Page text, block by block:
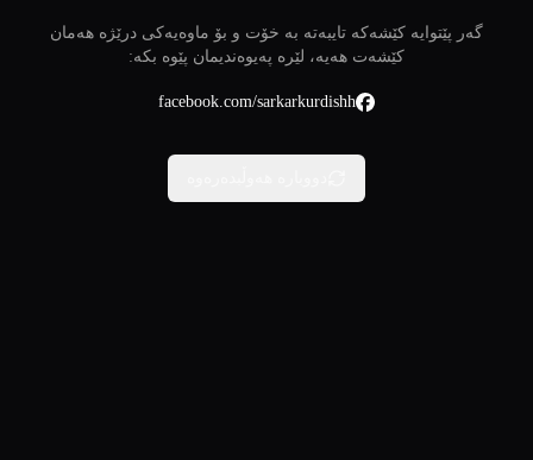
گەر پێتوایە کێشەکە تایبەتە بە خۆت و بۆ ماوەیەکی درێژە هەمان
کێشەت هەیە، لێرە پەیوەندیمان پێوە بکە:
facebook.com/sarkarkurdishh